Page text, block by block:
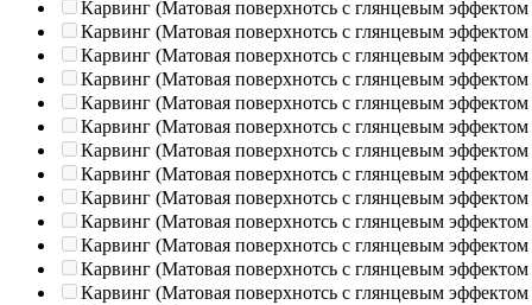
Карвинг (Матовая поверхнотсь с глянцевым эффектом
Карвинг (Матовая поверхнотсь с глянцевым эффектом
Карвинг (Матовая поверхнотсь с глянцевым эффектом
Карвинг (Матовая поверхнотсь с глянцевым эффектом
Карвинг (Матовая поверхнотсь с глянцевым эффектом
Карвинг (Матовая поверхнотсь с глянцевым эффектом
Карвинг (Матовая поверхнотсь с глянцевым эффектом
Карвинг (Матовая поверхнотсь с глянцевым эффектом
Карвинг (Матовая поверхнотсь с глянцевым эффектом
Карвинг (Матовая поверхнотсь с глянцевым эффектом
Карвинг (Матовая поверхнотсь с глянцевым эффектом
Карвинг (Матовая поверхнотсь с глянцевым эффектом
Карвинг (Матовая поверхнотсь с глянцевым эффектом